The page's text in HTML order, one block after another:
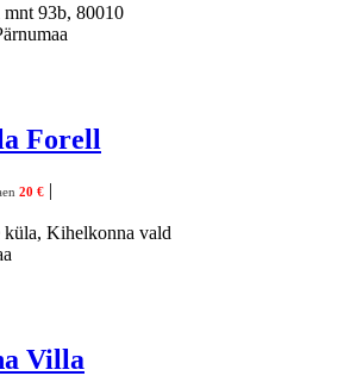
93b, 80010
Forell
20 € |
küla, Kihelkonna vald
Villa